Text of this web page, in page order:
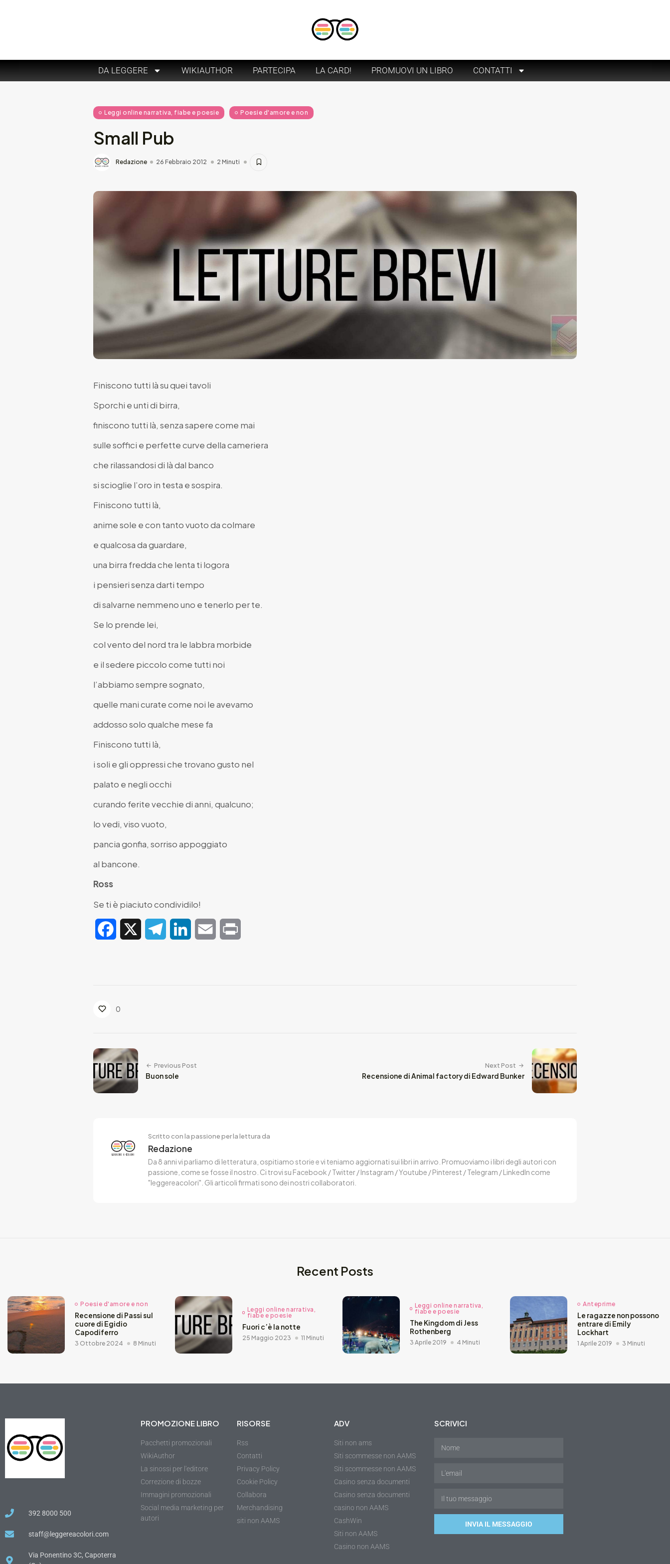
DA LEGGERE WIKIAUTHOR PARTECIPA LA CARD! PROMUOVI UN LIBRO CONTATTI
Leggi online narrativa, fiabe e poesie Poesie d'amore e non
Small Pub
Redazione 26 Febbraio 2012 2 Minuti
Finiscono tutti là su quei tavoli
Sporchi e unti di birra,
finiscono tutti là, senza sapere come mai
sulle soffici e perfette curve della cameriera
che rilassandosi di là dal banco
si scioglie l’oro in testa e sospira.
Finiscono tutti là,
anime sole e con tanto vuoto da colmare
e qualcosa da guardare,
una birra fredda che lenta ti logora
i pensieri senza darti tempo
di salvarne nemmeno uno e tenerlo per te.
Se lo prende lei,
col vento del nord tra le labbra morbide
e il sedere piccolo come tutti noi
l’abbiamo sempre sognato,
quelle mani curate come noi le avevamo
addosso solo qualche mese fa
Finiscono tutti là,
i soli e gli oppressi che trovano gusto nel
palato e negli occhi
curando ferite vecchie di anni, qualcuno;
lo vedi, viso vuoto,
pancia gonfia, sorriso appoggiato
al bancone.
Ross
Se ti è piaciuto condividilo!
Facebook TelegramLinkedIn Email
0
Previous Post
Buon sole
Next Post
Recensione di Animal factory di Edward Bunker
Scritto con la passione per la lettura da
Redazione
Da 8 anni vi parliamo di letteratura, ospitiamo storie e vi teniamo aggiornati sui libri in arrivo. Promuoviamo i libri degli autori con
passione, come se fosse il nostro. Ci trovi su Facebook / Twitter / Instagram / Youtube / Pinterest / Telegram / LinkedIn come
"leggereacolori". Gli articoli firmati sono dei nostri collaboratori.
Recent Posts
Poesie d'amore e non
Recensione di Passi sul
cuore di Egidio
Capodiferro
3 Ottobre 2024 8 Minuti
Leggi online narrativa,
fiabe e poesie
Fuori c’è la notte
25 Maggio 2023 11 Minuti
Leggi online narrativa,
fiabe e poesie
The Kingdom di Jess
Rothenberg
3 Aprile 2019 4 Minuti
Anteprime
Le ragazze non possono
entrare di Emily
Lockhart
1 Aprile 2019 3 Minuti
392 8000 500
staff@leggereacolori.com
Via Ponentino 3C, Capoterra
PROMOZIONE LIBRO
Pacchetti promozionali
WikiAuthor
La sinossi per l'editore
Correzione di bozze
Immagini promozionali
Social media marketing per
autori
RISORSE
Rss
Contatti
Privacy Policy
Cookie Policy
Collabora
Merchandising
siti non AAMS
ADV
Siti non ams
Siti scommesse non AAMS
Siti scommesse non AAMS
Casino senza documenti
Casino senza documenti
casino non AAMS
CashWin
Siti non AAMS
Casino non AAMS
SCRIVICI
INVIA IL MESSAGGIO